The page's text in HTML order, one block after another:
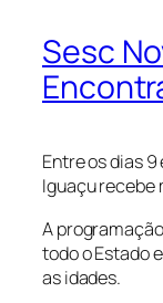
Sesc
Entre os dias 9
Iguaçu recebe
A
todo o Estado
as idades.